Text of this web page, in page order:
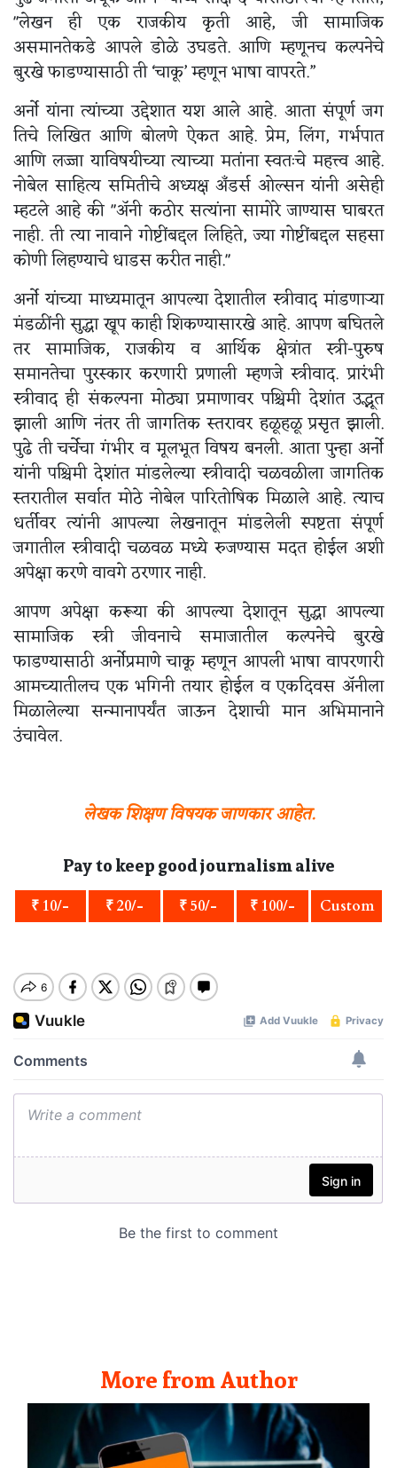
"लेखन ही एक राजकीय कृती आहे, जी सामाजिक
असमानतेकडे आपले डोळे उघडते. आणि म्हणूनच कल्पनेचे
बुरखे फाडण्यासाठी ती ‘चाकू’ म्हणून भाषा वापरते.”
अर्नो यांना त्यांच्या उद्देशात यश आले आहे. आता संपूर्ण जग
तिचे लिखित आणि बोलणे ऐकत आहे. प्रेम, लिंग, गर्भपात
आणि लज्जा याविषयीच्या त्याच्या मतांना स्वतःचे महत्त्व आहे.
नोबेल साहित्य समितीचे अध्यक्ष अँडर्स ओल्सन यांनी असेही
म्हटले आहे की "अ‍ॅनी कठोर सत्यांना सामोरे जाण्यास घाबरत
नाही. ती त्या नावाने गोष्टींबद्दल लिहिते, ज्या गोष्टींबद्दल सहसा
कोणी लिहण्याचे धाडस करीत नाही."
अर्नो यांच्या माध्यमातून आपल्या देशातील स्त्रीवाद मांडणाऱ्या
मंडळींनी सुद्धा खूप काही शिकण्यासारखे आहे. आपण बघितले
तर सामाजिक, राजकीय व आर्थिक क्षेत्रांत स्त्री-पुरुष
समानतेचा पुरस्कार करणारी प्रणाली म्हणजे स्त्रीवाद. प्रारंभी
स्त्रीवाद ही संकल्पना मोठ्या प्रमाणावर पश्चिमी देशांत उद्भूत
झाली आणि नंतर ती जागतिक स्तरावर हळूहळू प्रसृत झाली.
पुढे ती चर्चेचा गंभीर व मूलभूत विषय बनली. आता पुन्हा अर्नो
यांनी पश्चिमी देशांत मांडलेल्या स्त्रीवादी चळवळीला जागतिक
स्तरातील सर्वात मोठे नोबेल पारितोषिक मिळाले आहे. त्याच
धर्तीवर त्यांनी आपल्या लेखनातून मांडलेली स्पष्टता संपूर्ण
जगातील स्त्रीवादी चळवळ मध्ये रुजण्यास मदत होईल अशी
अपेक्षा करणे वावगे ठरणार नाही.
आपण अपेक्षा करूया की आपल्या देशातून सुद्धा आपल्या
सामाजिक स्त्री जीवनाचे समाजातील कल्पनेचे बुरखे
फाडण्यासाठी अर्नोप्रमाणे चाकू म्हणून आपली भाषा वापरणारी
आमच्यातीलच एक भगिनी तयार होईल व एकदिवस अ‍ॅनीला
मिळालेल्या सन्मानापर्यंत जाऊन देशाची मान अभिमानाने
उंचावेल.
लेखक शिक्षण विषयक जाणकार आहेत.
Pay to keep good journalism alive
₹ 10/- ₹ 20/- ₹ 50/- ₹ 100/- Custom
More from Author